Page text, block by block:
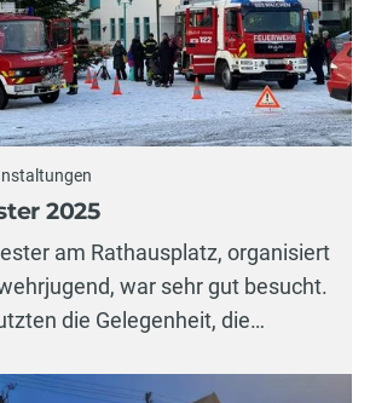
2025
am Rathausplatz, organisiert
war sehr gut besucht.
die Gelegenheit, die…